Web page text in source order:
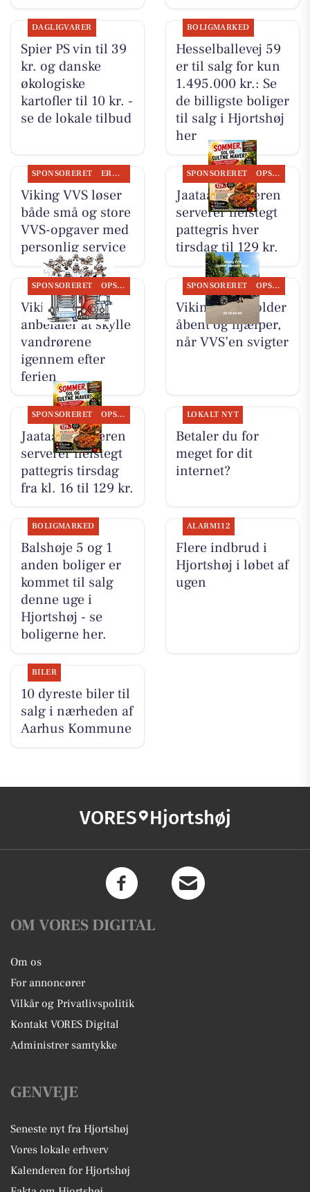
DAGLIGVARER
Spier PS vin til 39
kr. og danske
økologiske
kartofler til 10 kr. -
se de lokale tilbud
BOLIGMARKED
Hesselballevej 59
er til salg for kun
1.495.000 kr.: Se
de billigste boliger
til salg i Hjortshøj
her
SPONSORERET ERHVERV
Viking VVS løser
både små og store
VVS-opgaver med
personlig service
SPONSORERET OPSLAGSTAVLEN
Jaataak Slagteren
serverer helstegt
pattegris hver
tirsdag til 129 kr.
SPONSORERET OPSLAGSTAVLEN
Viking VVS
anbefaler at skylle
vandrørene
igennem efter
ferien
SPONSORERET OPSLAGSTAVLEN
Viking VVS holder
åbent og hjælper,
når VVS’en svigter
SPONSORERET OPSLAGSTAVLEN
Jaataak Slagteren
serverer helstegt
pattegris tirsdag
fra kl. 16 til 129 kr.
LOKALT NYT
Betaler du for
meget for dit
internet?
BOLIGMARKED
Balshøje 5 og 1
anden boliger er
kommet til salg
denne uge i
Hjortshøj - se
boligerne her.
ALARM112
Flere indbrud i
Hjortshøj i løbet af
ugen
BILER
10 dyreste biler til
salg i nærheden af
Aarhus Kommune
VORES Hjortshøj
OM VORES DIGITAL
Om os
For annoncører
Vilkår og Privatlivspolitik
Kontakt VORES Digital
Administrer samtykke
GENVEJE
Seneste nyt fra Hjortshøj
Vores lokale erhverv
Kalenderen for Hjortshøj